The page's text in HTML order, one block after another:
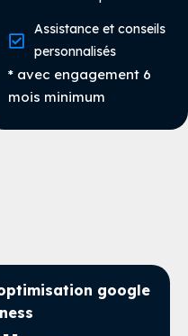
Assistance et conseils
personnalisés
* avec engagement 6
mois minimum
google